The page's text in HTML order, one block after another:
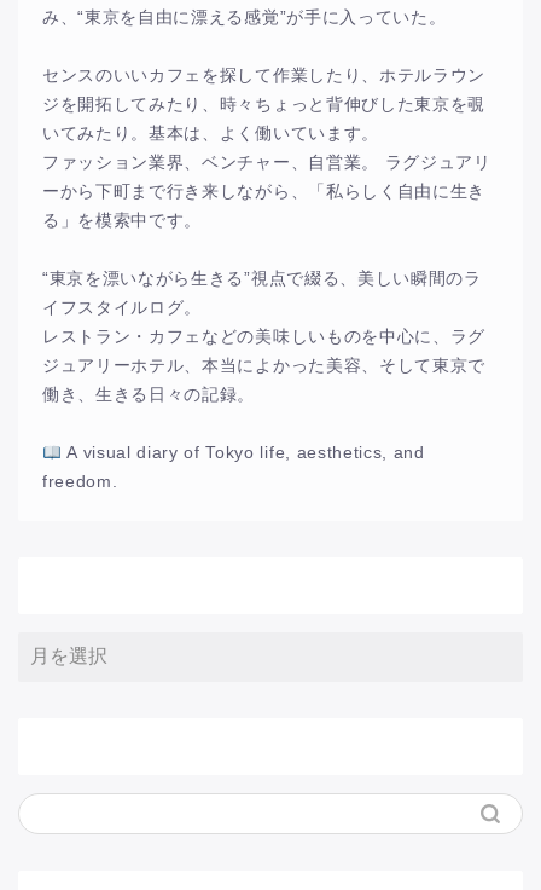
み、“東京を自由に漂える感覚”が手に入っていた。
センスのいいカフェを探して作業したり、ホテルラウン
ジを開拓してみたり、時々ちょっと背伸びした東京を覗
いてみたり。基本は、よく働いています。
ファッション業界、ベンチャー、自営業。 ラグジュアリ
ーから下町まで行き来しながら、「私らしく自由に生き
る」を模索中です。
“東京を漂いながら生きる”視点で綴る、美しい瞬間のラ
イフスタイルログ。
レストラン・カフェなどの美味しいものを中心に、ラグ
ジュアリーホテル、本当によかった美容、そして東京で
働き、生きる日々の記録。
A visual diary of Tokyo life, aesthetics, and
freedom.